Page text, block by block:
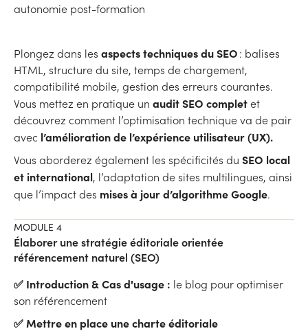
autonomie post-formation
Plongez dans les aspects techniques du SEO: balises
HTML, structure du site, temps de chargement,
compatibilité mobile, gestion des erreurs courantes.
Vous mettez en pratique un audit SEO completet
découvrez comment l’optimisation technique va de pair
avec l’amélioration de l’expérience utilisateur (UX).
Vous aborderez également les spécificités du SEO local
et international, l’adaptation de sites multilingues, ainsi
que l’impact des mises à jour d’algorithme Google.
MODULE 4
Élaborer une stratégie éditoriale orientée
référencement naturel (SEO)
✅ Introduction & Cas d'usage : le blog pour optimiser
son référencement
✅ Mettre en place une charte éditoriale